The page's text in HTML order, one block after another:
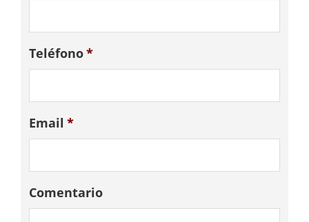
Teléfono*
Email *
Comentario